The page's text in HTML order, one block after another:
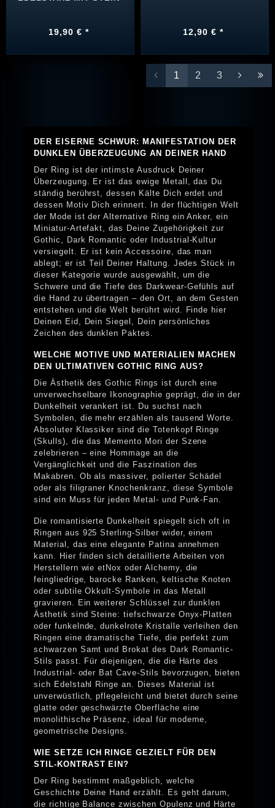
19,90 € * 12,90 € *
1 2 3
DER EISERNE SCHWUR: MANIFESTATION DER
DUNKLEN ÜBERZEUGUNG AN DEINER HAND
Der Ring ist der intimste Ausdruck Deiner
Überzeugung. Er ist das ewige Metall, das Du
ständig berührst, dessen Kälte Dich erdet und
dessen Motiv Dich erinnert. In der flüchtigen Welt
der Mode ist der Alternative Ring ein Anker, ein
Miniatur-Artefakt, das Deine Zugehörigkeit zur
Gothic, Dark Romantic oder Industrial-Kultur
versiegelt. Er ist kein Accessoire, das man
ablegt; er ist Teil Deiner Haltung. Jedes Stück in
dieser Kategorie wurde ausgewählt, um die
Schwere und die Tiefe des Darkwear-Gefühls auf
die Hand zu übertragen – den Ort, an dem Gesten
entstehen und die Welt berührt wird. Finde hier
Deinen Eid, Dein Siegel, Dein persönliches
Zeichen des dunklen Paktes.
WELCHE MOTIVE UND MATERIALIEN MACHEN
DEN ULTIMATIVEN GOTHIC RING AUS?
Die Ästhetik des Gothic Rings ist durch eine
unverwechselbare Ikonographie geprägt, die in der
Dunkelheit verankert ist. Du suchst nach
Symbolen, die mehr erzählen als tausend Worte.
Absoluter Klassiker sind die Totenkopf Ringe
(Skulls), die das Memento Mori der Szene
zelebrieren – eine Hommage an die
Vergänglichkeit und die Faszination des
Makabren. Ob als massiver, polierter Schädel
oder als filigraner Knochenkranz, diese Symbole
sind ein Muss für jeden Metal- und Punk-Fan.
Die romantisierte Dunkelheit spiegelt sich oft in
Ringen aus 925 Sterling-Silber wider, einem
Material, das eine elegante Patina annehmen
kann. Hier finden sich detaillierte Arbeiten von
Herstellern wie etNox oder Alchemy, die
feingliedrige, barocke Ranken, keltische Knoten
oder subtile Okkult-Symbole in das Metall
gravieren. Ein weiterer Schlüssel zur dunklen
Ästhetik sind Steine: tiefschwarze Onyx-Platten
oder funkelnde, dunkelrote Kristalle verleihen den
Ringen eine dramatische Tiefe, die perfekt zum
schwarzen Samt und Brokat des Dark Romantic-
Stils passt. Für diejenigen, die die Härte des
Industrial- oder Bat Cave-Stils bevorzugen, bieten
sich Edelstahl Ringe an. Dieses Material ist
unverwüstlich, pflegeleicht und bietet durch seine
glatte oder geschwärzte Oberfläche eine
monolithische Präsenz, ideal für moderne,
geometrische Designs.
WIE SETZE ICH RINGE GEZIELT FÜR DEN
STIL-KONTRAST EIN?
Der Ring bestimmt maßgeblich, welche
Geschichte Deine Hand erzählt. Es geht darum,
die richtige Balance zwischen Opulenz und Härte